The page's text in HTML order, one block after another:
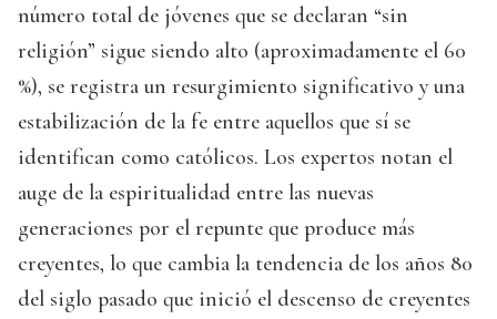
número total de jóvenes que se declaran “sin
religión” sigue siendo alto (aproximadamente el 60
%), se registra un resurgimiento significativo y una
estabilización de la fe entre aquellos que sí se
identifican como católicos. Los expertos notan el
auge de la espiritualidad entre las nuevas
generaciones por el repunte que produce más
creyentes, lo que cambia la tendencia de los años 80
del siglo pasado que inició el descenso de creyentes